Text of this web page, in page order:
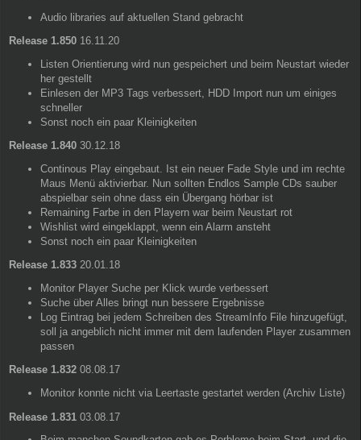
Audio libraries auf aktuellen Stand gebracht
Release 1.850 16.11.20
Listen Orientierung wird nun gespeichert und beim Neustart wieder
her gestellt
Einlesen der MP3 Tags verbessert, HDD Import nun um einiges
schneller
Sonst noch ein paar Kleinigkeiten
Release 1.840 30.12.18
Continous Play eingebaut. Ist ein neuer Fade Style und im rechte
Maus Menü aktivierbar. Nun sollten Endlos Sample CDs sauber
abspielbar sein ohne dass ein Übergang hörbar ist
Remaining Farbe in den Playern war beim Neustart rot
Wishlist wird eingeklappt, wenn ein Alarm ansteht
Sonst noch ein paar Kleinigkeiten
Release 1.833 20.01.18
Monitor Player Suche per Klick wurde verbessert
Suche über Alles bringt nun bessere Ergebnisse
Log Eintrag bei jedem Schreiben des StreamInfo File hinzugefügt,
soll ja angeblich nicht immer mit dem laufenden Player zusammen
passen
Release 1.832 08.08.17
Monitor konnte nicht via Leertaste gestartet werden (Archiv Liste)
Release 1.831 03.08.17